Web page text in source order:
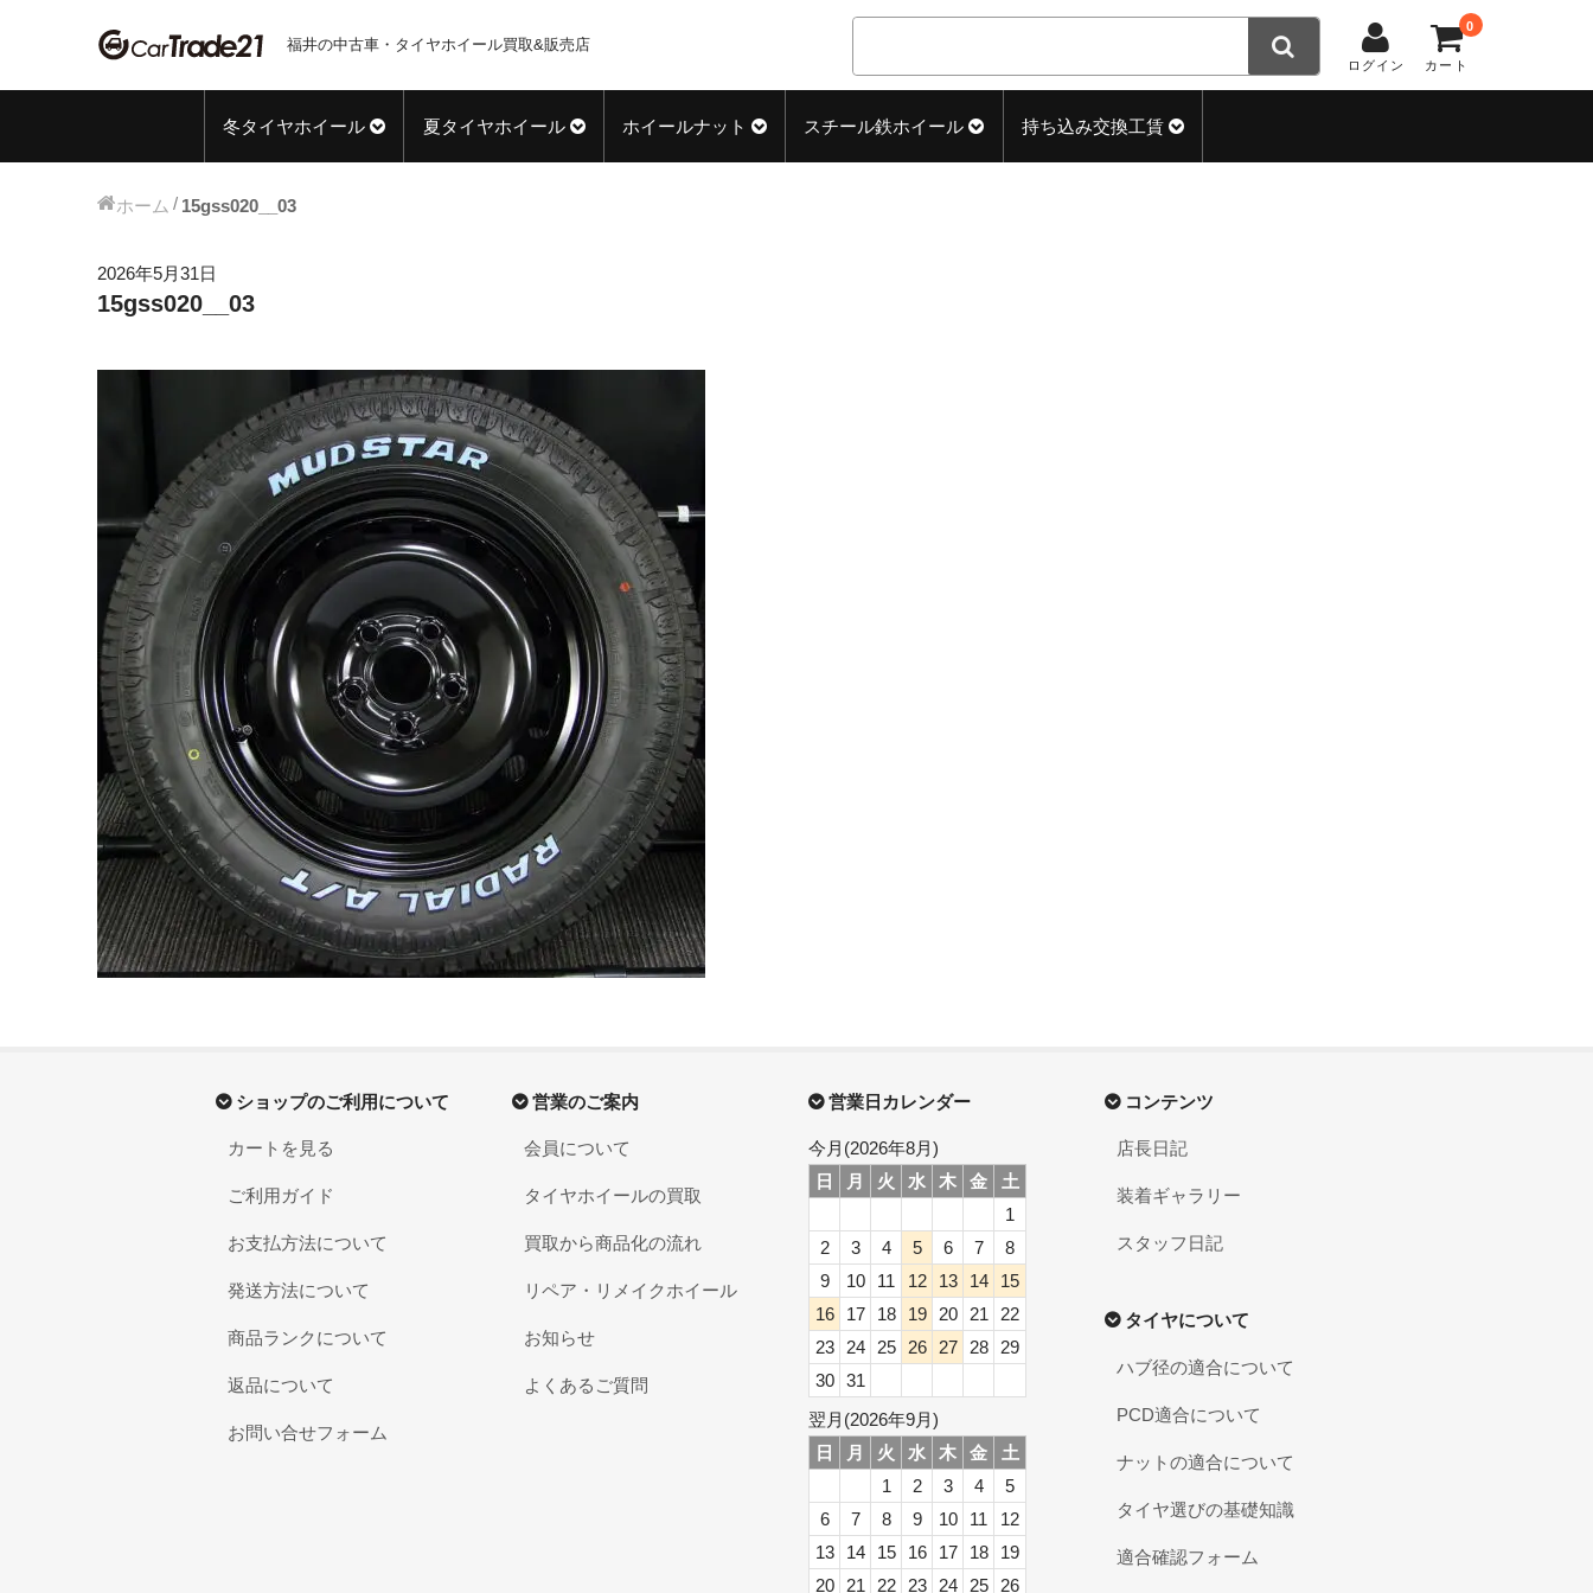
福井の中古車・タイヤホイール買取&販売店
ログイン カート
0
冬タイヤホイール 夏タイヤホイール ホイールナット スチール鉄ホイール 持ち込み交換工賃
ホーム 15gss020__03
2026年5月31日
15gss020__03
ショップのご利用について
カートを見る
ご利用ガイド
お支払方法について
発送方法について
商品ランクについて
返品について
お問い合せフォーム
営業のご案内
会員について
タイヤホイールの買取
買取から商品化の流れ
リペア・リメイクホイール
お知らせ
よくあるご質問
コンテンツ
店長日記
装着ギャラリー
スタッフ日記
タイヤについて
ハブ径の適合について
PCD適合について
ナットの適合について
タイヤ選びの基礎知識
適合確認フォーム
営業日カレンダー
今月(2026年8月)
日
月 火 水 木 金
土
1
2
3 4 5 6 7
8
9
10 11 12 13 14
15
16
17 18 19 20 21
22
23
24 25 26 27 28
29
30
31
翌月(2026年9月)
日
月 火 水 木 金
土
1
2 3 4
5
6
7 8 9 10 11
12
13
14 15 16 17 18
19
20
21 22 23 24 25 26